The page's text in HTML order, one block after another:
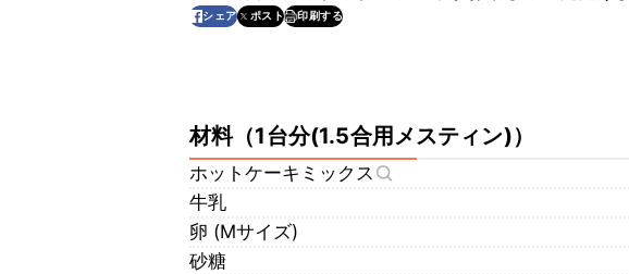
シェア ポスト 印刷する
材料（1台分(1.5合用メスティン)）
ホットケーキミックス
牛乳
卵 (Mサイズ)
砂糖